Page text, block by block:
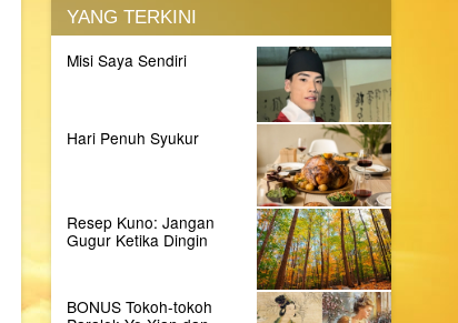
YANG TERKINI
Misi Saya Sendiri
Hari Penuh Syukur
Resep Kuno: Jangan
Gugur Ketika Dingin
BONUS Tokoh-tokoh